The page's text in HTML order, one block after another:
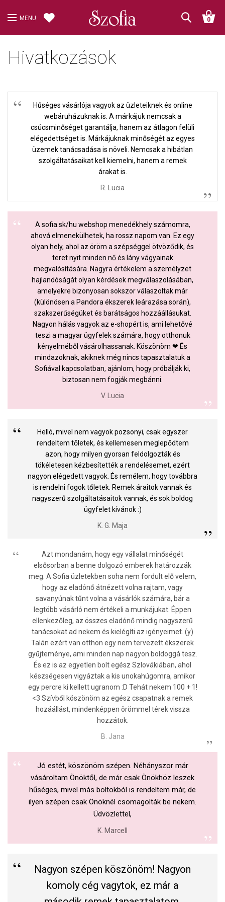
MENU 0
Hivatkozások
Hűséges vásárlója vagyok az üzleteiknek és online
webáruházuknak is. A márkájuk nemcsak a
csúcsminőséget garantálja, hanem az átlagon felüli
elégedettséget is. Márkájuknak minőségét az egyes
üzemek tanácsadása is növeli. Nemcsak a hibátlan
szolgáltatásaikat kell kiemelni, hanem a remek
árakat is.
R. Lucia
A sofia.sk/hu webshop menedékhely számomra,
ahová elmenekülhetek, ha rossz napom van. Ez egy
olyan hely, ahol az öröm a szépséggel ötvöződik, és
teret nyit minden nő és lány vágyainak
megvalósítására. Nagyra értékelem a személyzet
hajlandóságát olyan kérdések megválaszolásában,
amelyekre bizonyosan sokszor válaszoltak már
(különösen a Pandora ékszerek leárazása során),
szakszerűségüket és barátságos hozzáállásukat.
Nagyon hálás vagyok az e-shopért is, ami lehetővé
teszi a magyar ügyfelek számára, hogy otthonuk
kényelméből vásárolhassanak. Köszönöm ❤ És
mindazoknak, akiknek még nincs tapasztalatuk a
Sofiával kapcsolatban, ajánlom, hogy próbálják ki,
biztosan nem fogják megbánni.
V. Lucia
Helló, mivel nem vagyok pozsonyi, csak egyszer
rendeltem tőletek, és kellemesen meglepődtem
azon, hogy milyen gyorsan feldolgozták és
tökéletesen kézbesítették a rendelésemet, ezért
nagyon elégedett vagyok. És remélem, hogy továbbra
is rendelni fogok tőletek. Remek áraitok vannak és
nagyszerű szolgáltatásaitok vannak, és sok boldog
ügyfelet kívánok :)
K. G. Maja
Azt mondanám, hogy egy vállalat minőségét
elsősorban a benne dolgozó emberek határozzák
meg. A Sofia üzletekben soha nem fordult elő velem,
hogy az eladónő átnézett volna rajtam, vagy
savanyúnak tűnt volna a vásárlók számára, bár a
legtöbb vásárló nem értékeli a munkájukat. Éppen
ellenkezőleg, az összes eladónő mindig nagyszerű
tanácsokat ad nekem és kielégíti az igényeimet. (y)
Talán ezért van otthon egy nem tervezett ékszerek
gyűjteménye, ami minden nap nagyon boldoggá tesz.
És ez is az egyetlen bolt egész Szlovákiában, ahol
készségesen vigyáztak a kis unokahúgomra, amikor
egy percre ki kellett ugranom :D Tehát nekem 100 + 1!
<3 Szívből köszönöm az egész csapatnak a remek
hozáállást, mindenképpen örömmel térek vissza
hozzátok.
B. Jana
Jó estét, köszönöm szépen. Néhányszor már
vásároltam Önöktől, de már csak Önökhöz leszek
hűséges, mivel más boltokból is rendeltem már, de
ilyen szépen csak Önöknél csomagolták be nekem.
Üdvözlettel,
K. Marcell
Nagyon szépen köszönöm! Nagyon
komoly cég vagytok, ez már a